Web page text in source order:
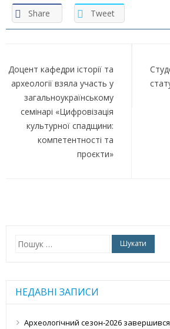
Share Tweet
записів
Доцент кафедри історії та
археології взяла участь у
загальноукраїнському
семінарі «Цифровізація
культурної спадщини:
компетентності та
проєкти»
Пошук:
НЕДАВНІ ЗАПИСИ
Археологічний сезон-2026